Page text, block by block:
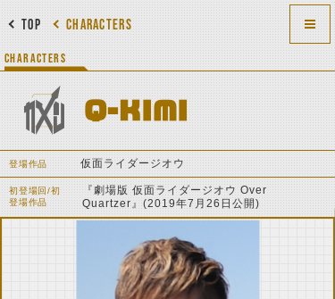
CHARACTERS
TOP
CHARACTERS
Q-KIMI
登場作品 仮面ライダージオウ
初登場回/初
登場作品
『劇場版 仮面ライダージオウ Over
Quartzer』(2019年7月26日公開)